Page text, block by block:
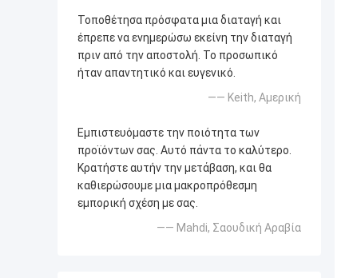
Τοποθέτησα πρόσφατα μια διαταγή και
έπρεπε να ενημερώσω εκείνη την διαταγή
πριν από την αποστολή. Το προσωπικό
ήταν απαντητικό και ευγενικό.
—— Keith, Αμερική
Εμπιστευόμαστε την ποιότητα των
προϊόντων σας. Αυτό πάντα το καλύτερο.
Κρατήστε αυτήν την μετάβαση, και θα
καθιερώσουμε μια μακροπρόθεσμη
εμπορική σχέση με σας.
—— Mahdi, Σαουδική Αραβία